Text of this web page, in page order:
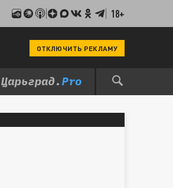
18+
ОТКЛЮЧИТЬ РЕКЛАМУ